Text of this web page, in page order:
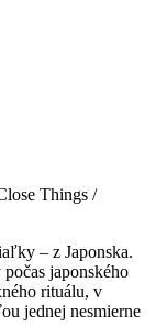
Things /
– z Japonska.
japonského
rituálu, v
jednej nesmierne